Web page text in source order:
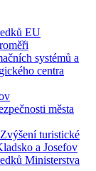
EU
systémů a
centra
města
turistické
a Josefov
Ministerstva